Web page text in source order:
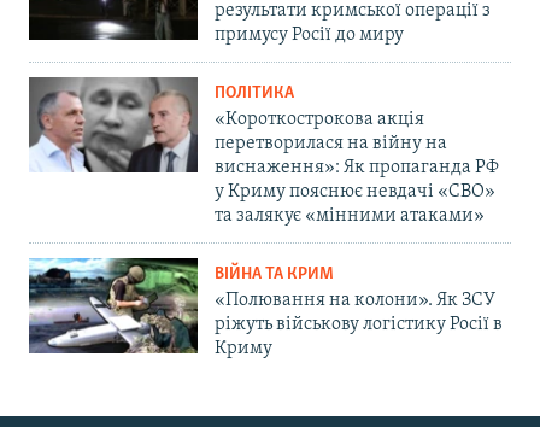
результати кримської операції з
примусу Росії до миру
ПОЛІТИКА
«Короткострокова акція
перетворилася на війну на
виснаження»: Як пропаганда РФ
у Криму пояснює невдачі «СВО»
та залякує «мінними атаками»
ВІЙНА ТА КРИМ
«Полювання на колони». Як ЗСУ
ріжуть військову логістику Росії в
Криму